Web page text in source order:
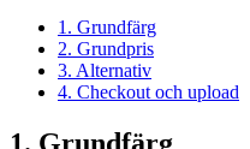
1. Grundfärg
2. Grundpris
3. Alternativ
4. Checkout och upload
1. Grundfärg